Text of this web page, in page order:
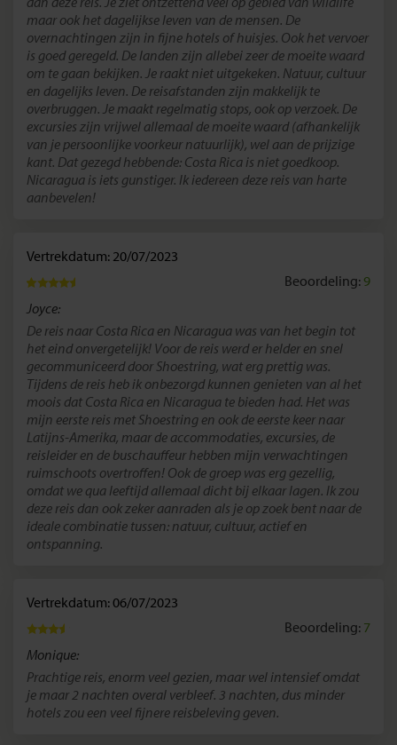
maar ook het dagelijkse leven van de mensen. De
overnachtingen zijn in fijne hotels of huisjes. Ook het vervoer
is goed geregeld. De landen zijn allebei zeer de moeite waard
om te gaan bekijken. Je raakt niet uitgekeken. Natuur, cultuur
en dagelijks leven. De reisafstanden zijn makkelijk te
overbruggen. Je maakt regelmatig stops, ook op verzoek. De
excursies zijn vrijwel allemaal de moeite waard (afhankelijk
van je persoonlijke voorkeur natuurlijk), wel aan de prijzige
kant. Dat gezegd hebbende: Costa Rica is niet goedkoop.
Nicaragua is iets gunstiger. Ik iedereen deze reis van harte
aanbevelen!
Vertrekdatum: 20/07/2023
Beoordeling: 9
Joyce:
De reis naar Costa Rica en Nicaragua was van het begin tot
het eind onvergetelijk! Voor de reis werd er helder en snel
gecommuniceerd door Shoestring, wat erg prettig was.
Tijdens de reis heb ik onbezorgd kunnen genieten van al het
moois dat Costa Rica en Nicaragua te bieden had. Het was
mijn eerste reis met Shoestring en ook de eerste keer naar
Latijns-Amerika, maar de accommodaties, excursies, de
reisleider en de buschauffeur hebben mijn verwachtingen
ruimschoots overtroffen! Ook de groep was erg gezellig,
omdat we qua leeftijd allemaal dicht bij elkaar lagen. Ik zou
deze reis dan ook zeker aanraden als je op zoek bent naar de
ideale combinatie tussen: natuur, cultuur, actief en
ontspanning.
Vertrekdatum: 06/07/2023
Beoordeling: 7
Monique:
Prachtige reis, enorm veel gezien, maar wel intensief omdat
je maar 2 nachten overal verbleef. 3 nachten, dus minder
hotels zou een veel fijnere reisbeleving geven.